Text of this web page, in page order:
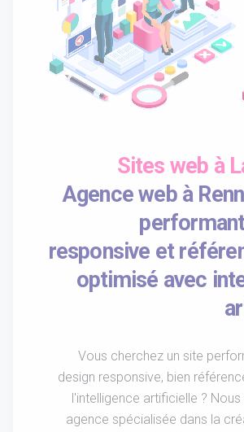
Sites web à
Agence web à
responsive et
optimisé avec
Vous cherchez un site
design responsive, bien
l'intelligence artificielle ?
agence spécialisée dans la